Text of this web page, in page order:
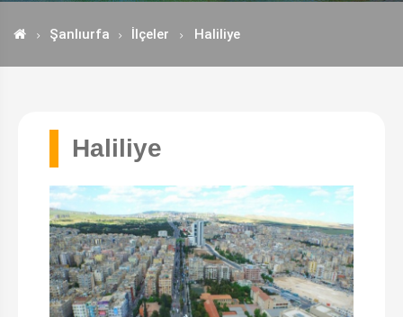
Şanlıurfa İlçeler Haliliye
Haliliye